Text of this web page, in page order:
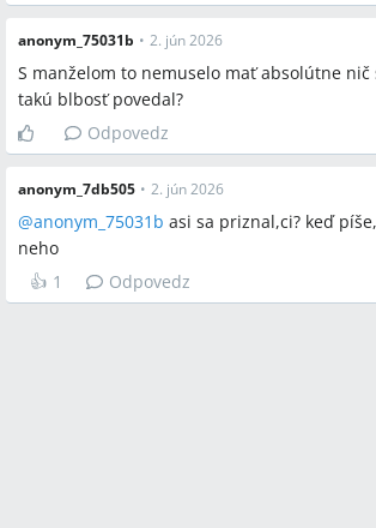
anonym_75031b • 2. jún 2026
S manželom to nemuselo mať absolútne nič
takú blbosť povedal?
Odpovedz
anonym_7db505 • 2. jún 2026
@anonym_75031b asi sa priznal,ci? keď
neho
👍 1 Odpovedz